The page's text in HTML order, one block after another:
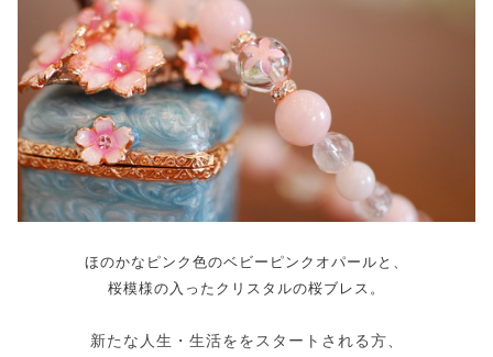
ほのかなピンク色のベビーピンクオパールと、
桜模様の入ったクリスタルの桜ブレス。
新たな人生・生活ををスタートされる方、